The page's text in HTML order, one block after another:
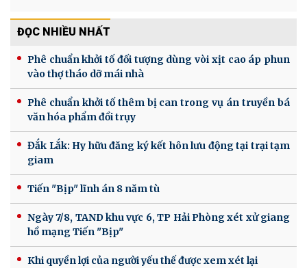
ĐỌC NHIỀU NHẤT
Phê chuẩn khởi tố đối tượng dùng vòi xịt cao áp phun
vào thợ tháo dỡ mái nhà
Phê chuẩn khởi tố thêm bị can trong vụ án truyền bá
văn hóa phẩm đồi trụy
Đắk Lắk: Hy hữu đăng ký kết hôn lưu động tại trại tạm
giam
Tiến "Bịp" lĩnh án 8 năm tù
Ngày 7/8, TAND khu vực 6, TP Hải Phòng xét xử giang
hồ mạng Tiến "Bịp"
Khi quyền lợi của người yếu thế được xem xét lại